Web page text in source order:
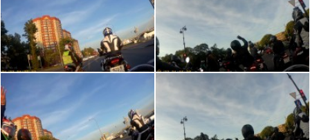
Будьте внимательны!К Великанпарку теперь
можно подъехать только с Кронверской набережной,
двигаясь со стороны Васьки. С Кронверского
проспекта висит кирпич, набережная работает в одну
сторону ⛔